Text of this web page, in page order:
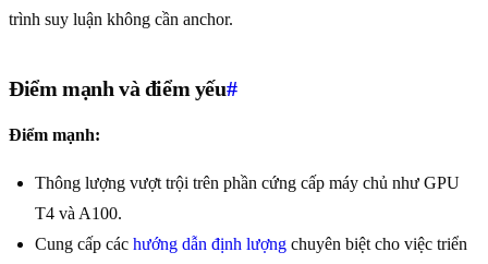
trình suy luận không cần anchor.
Điểm mạnh và điểm yếu#
Điểm mạnh:
Thông lượng vượt trội trên phần cứng cấp máy chủ như GPU
T4 và A100.
Cung cấp các hướng dẫn định lượng chuyên biệt cho việc triển